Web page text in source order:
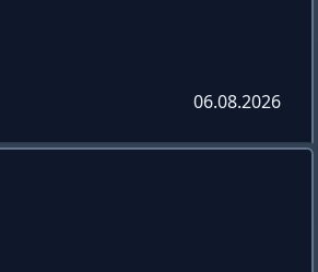
06.08.2026